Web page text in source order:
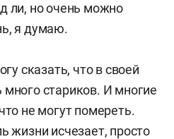
ли, но очень можно
я думаю.
сказать, что в своей
стариков. И многие
не могут помереть.
жизни исчезает, просто